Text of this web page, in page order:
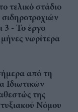
τελικό στάδιο
3 - Το έργο
νωρίτερα
από τη
Ιδιωτικών
της
Νόμου